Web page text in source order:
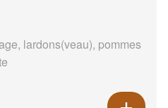
lardons(veau), pommes